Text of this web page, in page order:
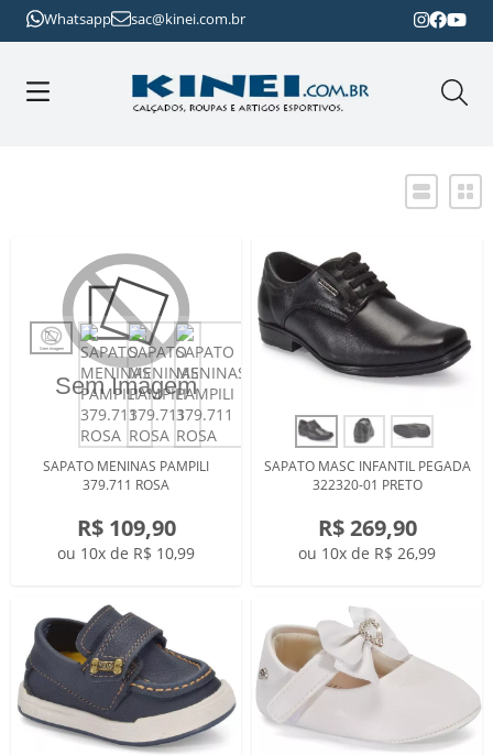
Whatsapp sac@kinei.com.br
SAPATO MENINAS PAMPILI
379.711 ROSA
R$ 109,90
ou 10x de R$ 10,99
SAPATO MASC INFANTIL PEGADA
322320-01 PRETO
R$ 269,90
ou 10x de R$ 26,99